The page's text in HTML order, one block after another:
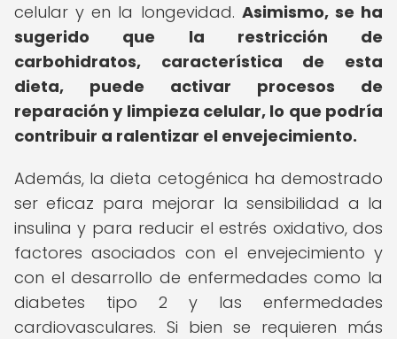
celular y en la longevidad. Asimismo, se ha
sugerido que la restricción de
carbohidratos, característica de esta
dieta, puede activar procesos de
reparación y limpieza celular, lo que podría
contribuir a ralentizar el envejecimiento.
Además, la dieta cetogénica ha demostrado
ser eficaz para mejorar la sensibilidad a la
insulina y para reducir el estrés oxidativo, dos
factores asociados con el envejecimiento y
con el desarrollo de enfermedades como la
diabetes tipo 2 y las enfermedades
cardiovasculares. Si bien se requieren más